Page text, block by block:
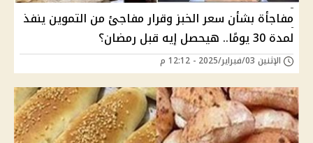
مفاجأة بشأن سعر الخبز وقرار مفاجئ من التموين ينفذ
لمدة 30 يومًا.. هيحصل إيه قبل رمضان؟
الإثنين 03/فبراير/2025 - 12:12 م